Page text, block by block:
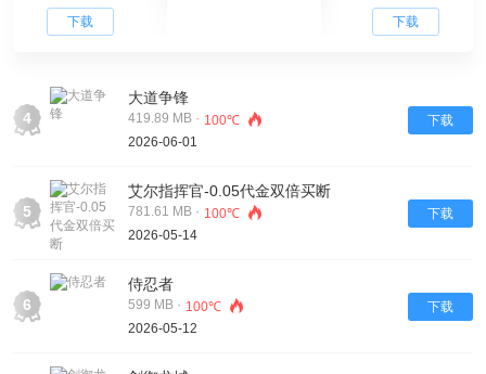
下载
下载
4
大道争锋
419.89 MB · 100℃
2026-06-01
下载
5
艾尔指挥官-0.05代金双倍买断
781.61 MB · 100℃
2026-05-14
下载
6
侍忍者
599 MB · 100℃
2026-05-12
下载